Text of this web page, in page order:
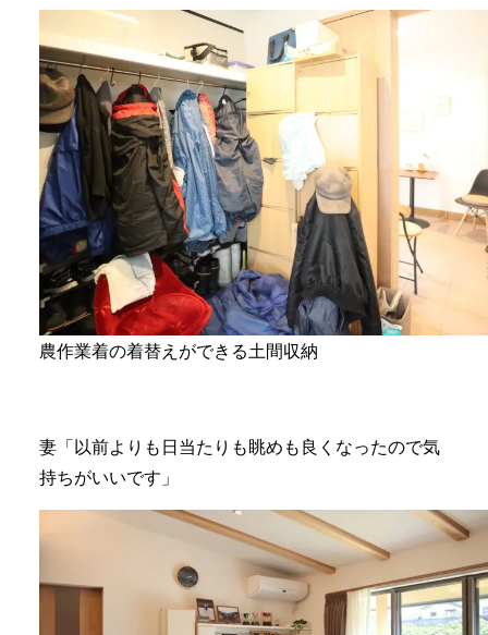
農作業着の着替えができる土間収納
妻「以前よりも日当たりも眺めも良くなったので気
持ちがいいです」